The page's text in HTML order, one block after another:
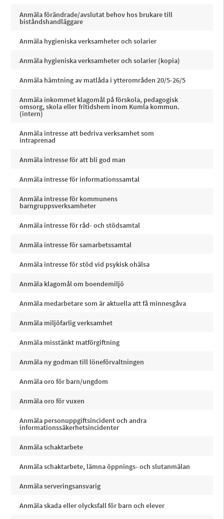
Anmäla förändrade/avslutat behov hos brukare till
biståndshandläggare
Anmäla hygieniska verksamheter och solarier
Anmäla hygieniska verksamheter och solarier (kopia)
Anmäla hämtning av matlåda i ytterområden 20/5-26/5
Anmäla inkommet klagomål på förskola, pedagogisk
omsorg, skola eller fritidshem inom Kumla kommun.
(intern)
Anmäla intresse att bedriva verksamhet som
intraprenad
Anmäla intresse för att bli god man
Anmäla intresse för informationssamtal
Anmäla intresse för kommunens
barngruppsverksamheter
Anmäla intresse för råd- och stödsamtal
Anmäla intresse för samarbetssamtal
Anmäla intresse för stöd vid psykisk ohälsa
Anmäla klagomål om boendemiljö
Anmäla medarbetare som är aktuella att få minnesgåva
Anmäla miljöfarlig verksamhet
Anmäla misstänkt matförgiftning
Anmäla ny godman till löneförvaltningen
Anmäla oro för barn/ungdom
Anmäla oro för vuxen
Anmäla personuppgiftsincident och andra
informationssäkerhetsincidenter
Anmäla schaktarbete
Anmäla schaktarbete, lämna öppnings- och slutanmälan
Anmäla serveringsansvarig
Anmäla skada eller olycksfall för barn och elever